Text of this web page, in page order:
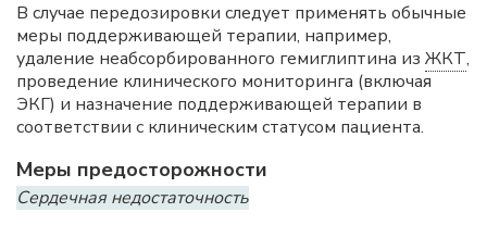
В случае передозировки следует применять обычные
меры поддерживающей терапии, например,
удаление неабсорбированного гемиглиптина из ЖКТ,
проведение клинического мониторинга (включая
ЭКГ) и назначение поддерживающей терапии в
соответствии с клиническим статусом пациента.
Меры предосторожности
Сердечная недостаточность